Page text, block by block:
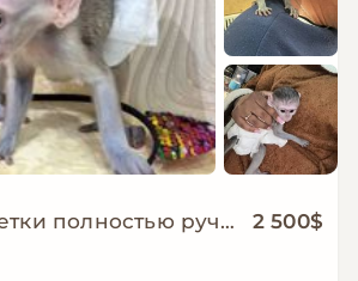
Малыш верветки полностью ручной, детеныш 2 500$